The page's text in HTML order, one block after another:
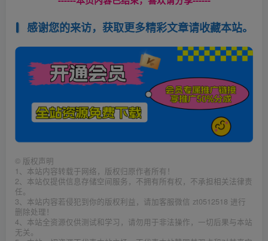
感谢您的来访，获取更多精彩文章请收藏本站。
© 版权声明
1、本站内容转载于网络，版权归原作者所有！
2、本站仅提供信息存储空间服务，不拥有所有权，不承担相关法律责
任。
3、本站内容若侵犯到你的版权利益，请加客服微信 zt0512518 进行
删除处理！
4、本站全资源仅供测试和学习，请勿用于非法操作，一切后果与本站
无关。